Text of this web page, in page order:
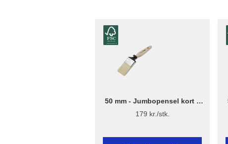
50 mm - Jumbopensel kort –
Flügger Excellence Series
179 kr./stk.